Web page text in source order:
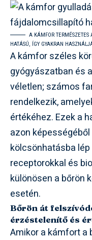
A KÁMFOR TERMÉSZETES
HATÁSÚ, ÍGY GYAKRAN
A kámfor széles
gyógyászatban és
véletlen; számos
rendelkezik,
értékéhez. Ezek a
azon
kölcsönhatásba
receptorokkal és
különösen a bőrön
esetén.
Bőrön át
érzéstelenítő és
Amikor a kámfort a